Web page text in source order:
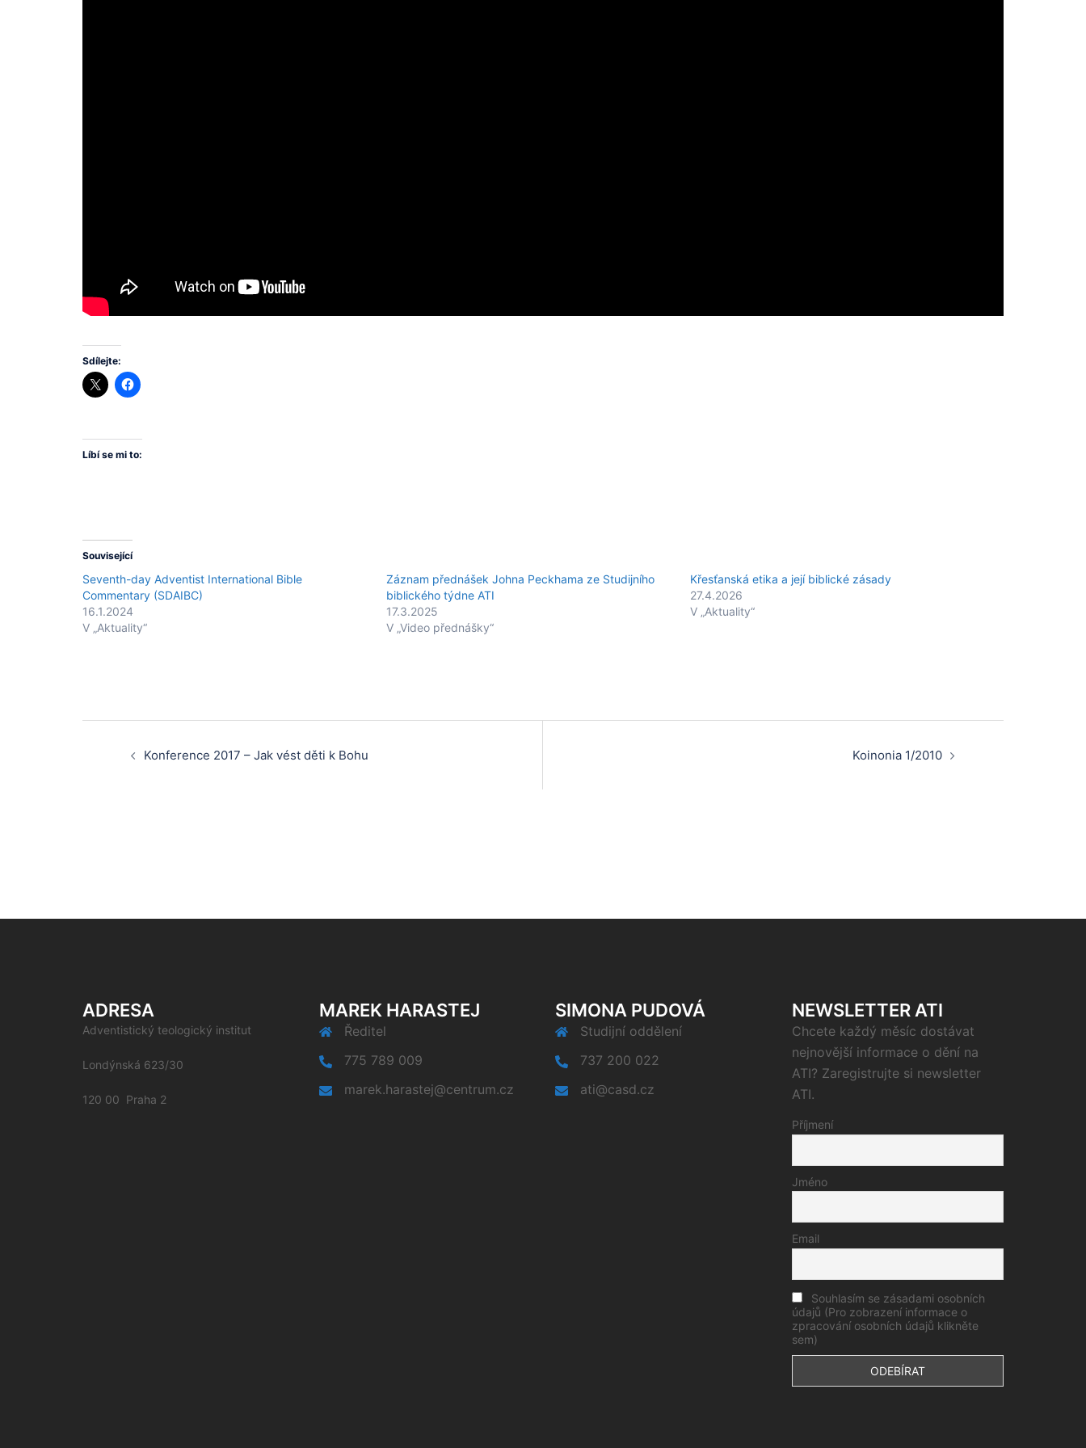
Sdílejte:
Líbí se mi to:
Související
Seventh-day Adventist International Bible
Commentary (SDAIBC)
16.1.2024
V „Aktuality“
Záznam přednášek Johna Peckhama ze Studijního
biblického týdne ATI
17.3.2025
V „Video přednášky“
Křesťanská etika a její biblické zásady
27.4.2026
V „Aktuality“
Konference 2017 – Jak vést děti k Bohu Koinonia 1/2010
ADRESA
Adventistický teologický institut
Londýnská 623/30
120 00 Praha 2
MAREK HARASTEJ
Ředitel
775 789 009
marek.harastej@centrum.cz
SIMONA PUDOVÁ
Studijní oddělení
737 200 022
ati@casd.cz
NEWSLETTER ATI
Chcete každý měsíc dostávat
nejnovější informace o dění na
ATI? Zaregistrujte si newsletter
ATI.
Příjmení
Jméno
Email
Souhlasím se zásadami osobních
údajů (Pro zobrazení informace o
zpracování osobních údajů klikněte
sem)